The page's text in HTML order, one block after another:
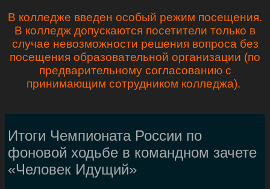
В колледже введен особый режим посещения.
В колледж допускаются посетители только в
случае невозможности решения вопроса без
посещения образовательной организации (по
предварительному согласованию с
принимающим сотрудником колледжа).
Итоги Чемпионата России по
фоновой ходьбе в командном зачете
«Человек Идущий»